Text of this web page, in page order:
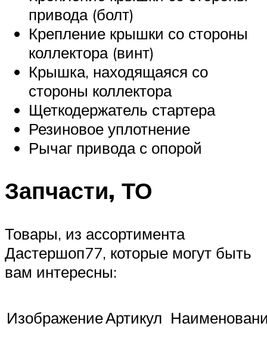
привода (болт)
Крепление крышки со стороны
коллектора (винт)
Крышка, находящаяся со
стороны коллектора
Щеткодержатель стартера
Резиновое уплотнение
Рычаг привода с опорой
Запчасти, ТО
Товары, из ассортимента
Дастершоп77, которые могут быть
вам интересны:
ИзображениеАртикул